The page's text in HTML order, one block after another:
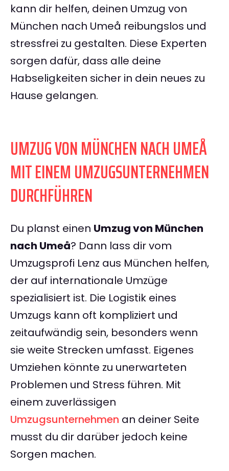
kann dir helfen, deinen Umzug von
München nach Umeå reibungslos und
stressfrei zu gestalten. Diese Experten
sorgen dafür, dass alle deine
Habseligkeiten sicher in dein neues zu
Hause gelangen.
UMZUG VON MÜNCHEN NACH UMEÅ
MIT EINEM UMZUGSUNTERNEHMEN
DURCHFÜHREN
Du planst einen Umzug von München
nach Umeå? Dann lass dir vom
Umzugsprofi Lenz aus München helfen,
der auf internationale Umzüge
spezialisiert ist. Die Logistik eines
Umzugs kann oft kompliziert und
zeitaufwändig sein, besonders wenn
sie weite Strecken umfasst. Eigenes
Umziehen könnte zu unerwarteten
Problemen und Stress führen. Mit
einem zuverlässigen
Umzugsunternehmen an deiner Seite
musst du dir darüber jedoch keine
Sorgen machen.